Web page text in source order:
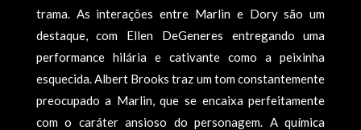
trama. As interações entre Marlin e Dory são um
destaque, com Ellen DeGeneres entregando uma
performance hilária e cativante como a peixinha
esquecida. Albert Brooks traz um tom constantemente
preocupado a Marlin, que se encaixa perfeitamente
com o caráter ansioso do personagem. A química